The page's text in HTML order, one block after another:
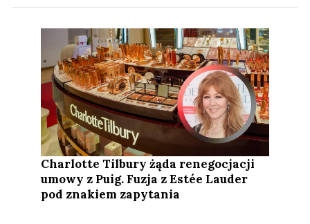
Charlotte Tilbury żąda renegocjacji
umowy z Puig. Fuzja z Estée Lauder
pod znakiem zapytania